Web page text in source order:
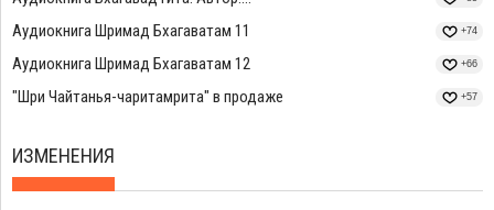
Аудиокнига Шримад Бхагаватам 11 +74
Аудиокнига Шримад Бхагаватам 12 +66
"Шри Чайтанья-чаритамрита" в продаже +57
ИЗМЕНЕНИЯ